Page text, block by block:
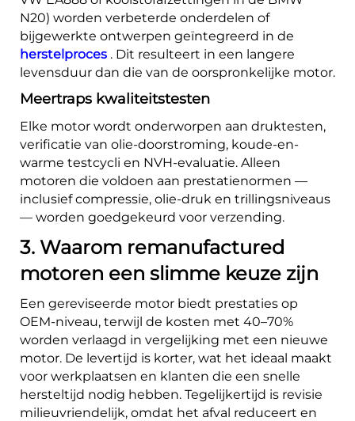
N20) worden verbeterde onderdelen of
bijgewerkte ontwerpen geïntegreerd in de
herstelproces . Dit resulteert in een langere
levensduur dan die van de oorspronkelijke motor.
Meertraps kwaliteitstesten
Elke motor wordt onderworpen aan druktesten,
verificatie van olie-doorstroming, koude-en-
warme testcycli en NVH-evaluatie. Alleen
motoren die voldoen aan prestatienormen —
inclusief compressie, olie-druk en trillingsniveaus
— worden goedgekeurd voor verzending.
3. Waarom remanufactured
motoren een slimme keuze zijn
Een gereviseerde motor biedt prestaties op
OEM-niveau, terwijl de kosten met 40–70%
worden verlaagd in vergelijking met een nieuwe
motor. De levertijd is korter, wat het ideaal maakt
voor werkplaatsen en klanten die een snelle
hersteltijd nodig hebben. Tegelijkertijd is revisie
milieuvriendelijk, omdat het afval reduceert en